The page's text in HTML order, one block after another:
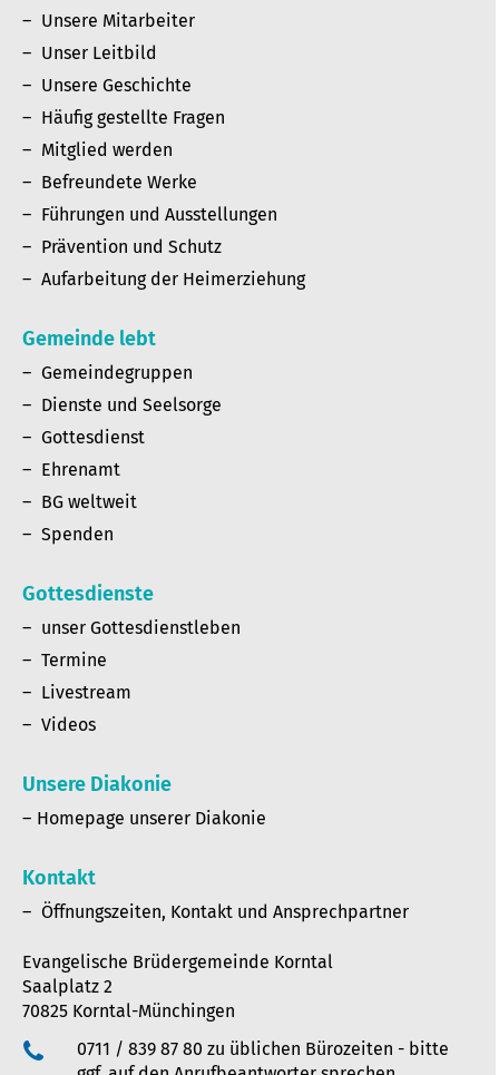
Unsere Mitarbeiter
Unser Leitbild
Unsere Geschichte
Häufig gestellte Fragen
Mitglied werden
Befreundete Werke
Führungen und Ausstellungen
Prävention und Schutz
Aufarbeitung der Heimerziehung
Gemeinde lebt
Gemeindegruppen
Dienste und Seelsorge
Gottesdienst
Ehrenamt
BG weltweit
Spenden
Gottesdienste
unser Gottesdienstleben
Termine
Livestream
Videos
Unsere Diakonie
Homepage unserer Diakonie
Kontakt
Öffnungszeiten, Kontakt und Ansprechpartner
Evangelische Brüdergemeinde Korntal
Saalplatz 2
70825 Korntal-Münchingen
0711 / 839 87 80 zu üblichen Bürozeiten - bitte